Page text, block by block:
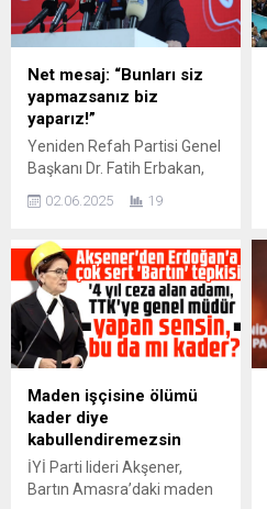
açıklaması şu şekilde; “Aziz
Milletim; 30 yıllık siyasi
kariyerim boyunca;
ülkemizin geleceğini,
milletimizin huzurunu,
devletimizin iyiliğini
yakından ilgilendiren birçok
meselede kararlar almam,
tutumlar benimsemem
Net mesaj: “Bunları siz
yapmazsanız biz
yaparız!”
Yeniden Refah Partisi Genel
Başkanı Dr. Fatih Erbakan,
Dar gelirlinin alım gücünü,
imtiyazlılar anlayışı yerine
önce millet anlayışıyla
hareket edin. Paylaşımda
Adaleti sağlayın. Eğer
bunların siz yapmazsanız
biz geleceğiz ve Milli Görüş
anlayışıyla bunları biz
uygulayacağız!” dedi.
Yeniden Refah Partisi Genel
02.06.2025 19
Maden işçisine ölümü
kader diye
kabullendiremezsin
İYİ Parti lideri Akşener,
Bartın Amasra’daki maden